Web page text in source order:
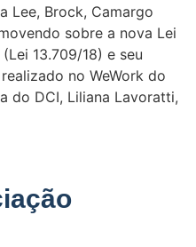
Lee, Brock, Camargo
sobre a nova Lei
13.709/18) e seu
no WeWork do
do DCI, Liliana Lavoratti,